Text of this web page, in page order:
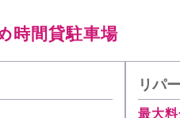
時間貸駐車場
リパ
最大